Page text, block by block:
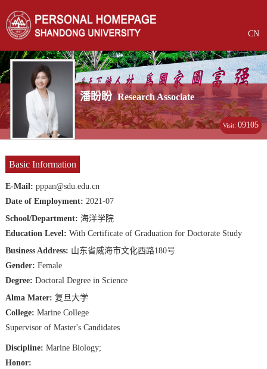
CN
潘盼盼 Research Associate
Visit:09105
Basic Information
E-Mail: pppan@sdu.edu.cn
Date of Employment: 2021-07
School/Department: 海洋学院
Education Level: With Certificate of Graduation for Doctorate Study
Business Address: 山东省威海市文化西路180号
Gender: Female
Degree: Doctoral Degree in Science
Alma Mater: 复旦大学
College: Marine College
Supervisor of Master's Candidates
Discipline: Marine Biology;
Honor: